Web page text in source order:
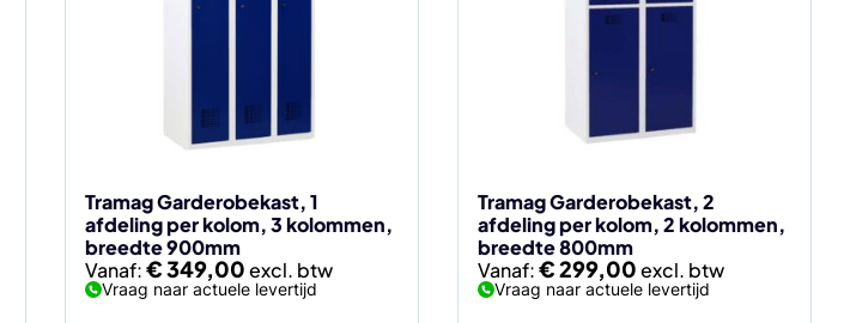
Tramag Garderobekast, 1
afdeling per kolom, 3 kolommen,
breedte 900mm
Vanaf:€349,00
Vraag naar actuele levertijd
de
productpagina
Tramag Garderobekast, 2
afdeling per kolom, 2 kolommen,
breedte 800mm
Vanaf:€299,00
Vraag naar actuele levertijd
de
productpagina